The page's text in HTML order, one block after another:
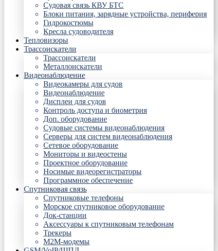
Судовая связь КВУ БТС
Блоки питания, зарядные устройства, периферия
Гидрокостюмы
Кресла судоводителя
Тепловизоры
Трассоискатели
Трассоискатели
Металлоискатели
Видеонаблюдение
Видеокамеры для судов
Видеонаблюдение
Дисплеи для судов
Контроль доступа и биометрия
Доп. оборудование
Судовые системы видеонаблюдения
Серверы для систем видеонаблюдения
Сетевое оборудование
Мониторы и видеостены
Проектное оборудование
Носимые видеорегистраторы
Программное обеспечение
Спутниковая связь
Спутниковые телефоны
Морское спутниковое оборудование
Док-станции
Аксессуары к спутниковым телефонам
Трекеры
М2М-модемы